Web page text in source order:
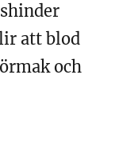
att blod
och